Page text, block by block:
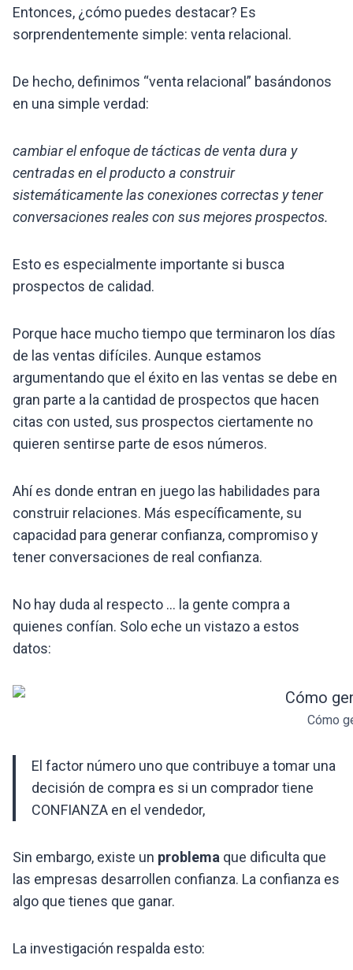
Entonces, ¿cómo puedes destacar? Es
sorprendentemente simple: venta relacional.
De hecho, definimos “venta relacional” basándonos
en una simple verdad:
cambiar el enfoque de tácticas de venta dura y
centradas en el producto a construir
sistemáticamente las conexiones correctas y tener
conversaciones reales con sus mejores prospectos.
Esto es especialmente importante si busca
prospectos de calidad.
Porque hace mucho tiempo que terminaron los días
de las ventas difíciles. Aunque estamos
argumentando que el éxito en las ventas se debe en
gran parte a la cantidad de prospectos que hacen
citas con usted, sus prospectos ciertamente no
quieren sentirse parte de esos números.
Ahí es donde entran en juego las habilidades para
construir relaciones. Más específicamente, su
capacidad para generar confianza, compromiso y
tener conversaciones de real confianza.
No hay duda al respecto … la gente compra a
quienes confían. Solo eche un vistazo a estos
datos:
Cómo
El factor número uno que contribuye a tomar una
decisión de compra es si un comprador tiene
CONFIANZA en el vendedor,
Sin embargo, existe un problema que dificulta que
las empresas desarrollen confianza. La confianza es
algo que tienes que ganar.
La investigación respalda esto: